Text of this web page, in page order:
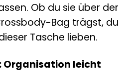
Ob du sie über der
Bag trägst, du
Tasche lieben.
Organisation leicht